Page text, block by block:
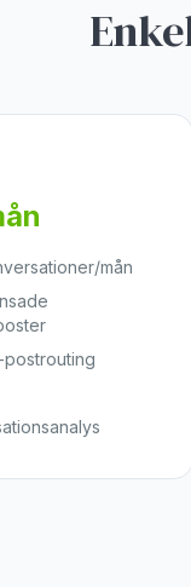
mån
postrouting